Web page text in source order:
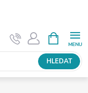
HLEDAT
NÁKUPNÍ
KOŠÍK